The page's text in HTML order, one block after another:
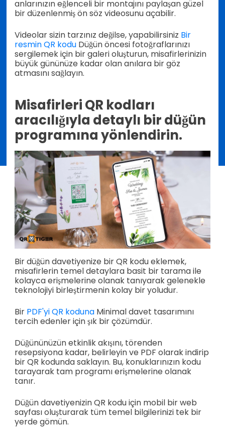
anlarınızın eğlenceli bir montajını paylaşan güzel
bir düzenlenmiş ön söz videosunu açabilir.
Videolar sizin tarzınız değilse, yapabilirsiniz Bir
resmin QR kodu Düğün öncesi fotoğraflarınızı
sergilemek için bir galeri oluşturun, misafirlerinizin
büyük gününüze kadar olan anılara bir göz
atmasını sağlayın.
Misafirleri QR kodları
aracılığıyla detaylı bir düğün
programına yönlendirin.
Bir düğün davetiyenize bir QR kodu eklemek,
misafirlerin temel detaylara basit bir tarama ile
kolayca erişmelerine olanak tanıyarak gelenekle
teknolojiyi birleştirmenin kolay bir yoludur.
Bir PDF'yi QR koduna Minimal davet tasarımını
tercih edenler için şık bir çözümdür.
Düğününüzün etkinlik akışını, törenden
resepsiyona kadar, belirleyin ve PDF olarak indirip
bir QR kodunda saklayın. Bu, konuklarınızın kodu
tarayarak tam programı erişmelerine olanak
tanır.
Düğün davetiyenizin QR kodu için mobil bir web
sayfası oluşturarak tüm temel bilgilerinizi tek bir
yerde gömün.